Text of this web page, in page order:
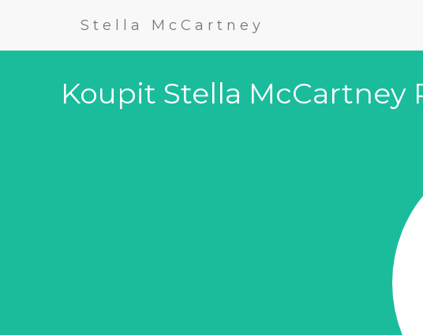
Stella McCartney
Koupit Stella McCartney